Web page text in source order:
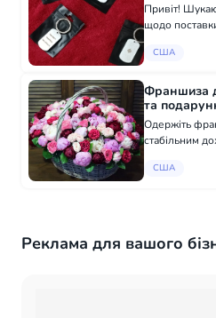
Привіт!
щодо
щодо
Нью-Йорка
США
Франшиза
та
Одержіть
стабільним
успішного
США
Реклама для вашого